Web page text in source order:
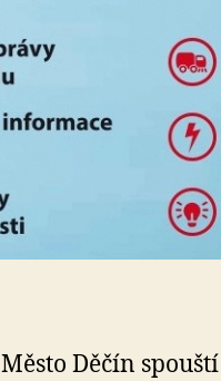
Město Děčín